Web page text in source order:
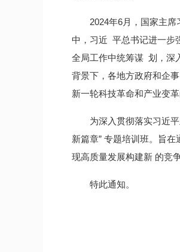
2024年6月，国家主
中，习近 平总书记进一步
全局工作中统筹谋 划，深
背景下，各地方政府和企
新一轮科技革命和产业变革
为深入贯彻落实习近
新篇章” 专题培训班。旨
现高质量发展构建新 的竞
特此通知。